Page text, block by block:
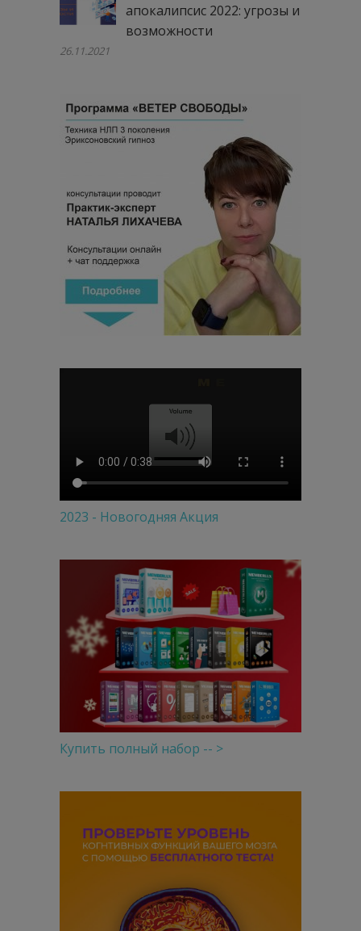
апокалипсис 2022: угрозы и
возможности
26.11.2021
2023 - Новогодняя Акция
Купить полный набор -- >